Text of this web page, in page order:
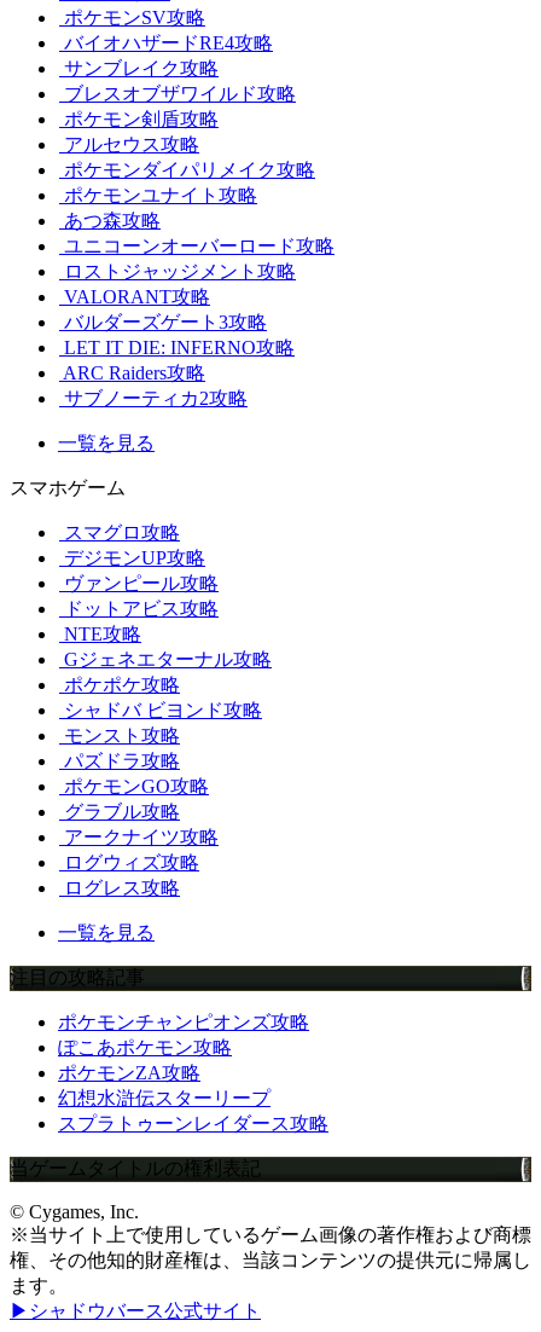
ポケモンSV攻略
バイオハザードRE4攻略
サンブレイク攻略
ブレスオブザワイルド攻略
ポケモン剣盾攻略
アルセウス攻略
ポケモンダイパリメイク攻略
ポケモンユナイト攻略
あつ森攻略
ユニコーンオーバーロード攻略
ロストジャッジメント攻略
VALORANT攻略
バルダーズゲート3攻略
LET IT DIE: INFERNO攻略
ARC Raiders攻略
サブノーティカ2攻略
一覧を見る
スマホゲーム
スマグロ攻略
デジモンUP攻略
ヴァンピール攻略
ドットアビス攻略
NTE攻略
Gジェネエターナル攻略
ポケポケ攻略
シャドバ ビヨンド攻略
モンスト攻略
パズドラ攻略
ポケモンGO攻略
グラブル攻略
アークナイツ攻略
ログウィズ攻略
ログレス攻略
一覧を見る
注目の攻略記事
ポケモンチャンピオンズ攻略
ぽこあポケモン攻略
ポケモンZA攻略
幻想水滸伝スターリープ
スプラトゥーンレイダース攻略
当ゲームタイトルの権利表記
© Cygames, Inc.
※当サイト上で使用しているゲーム画像の著作権および商標
権、その他知的財産権は、当該コンテンツの提供元に帰属し
ます。
▶シャドウバース公式サイト